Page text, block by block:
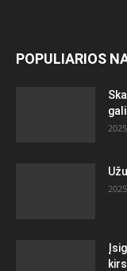
POPULIARIOS